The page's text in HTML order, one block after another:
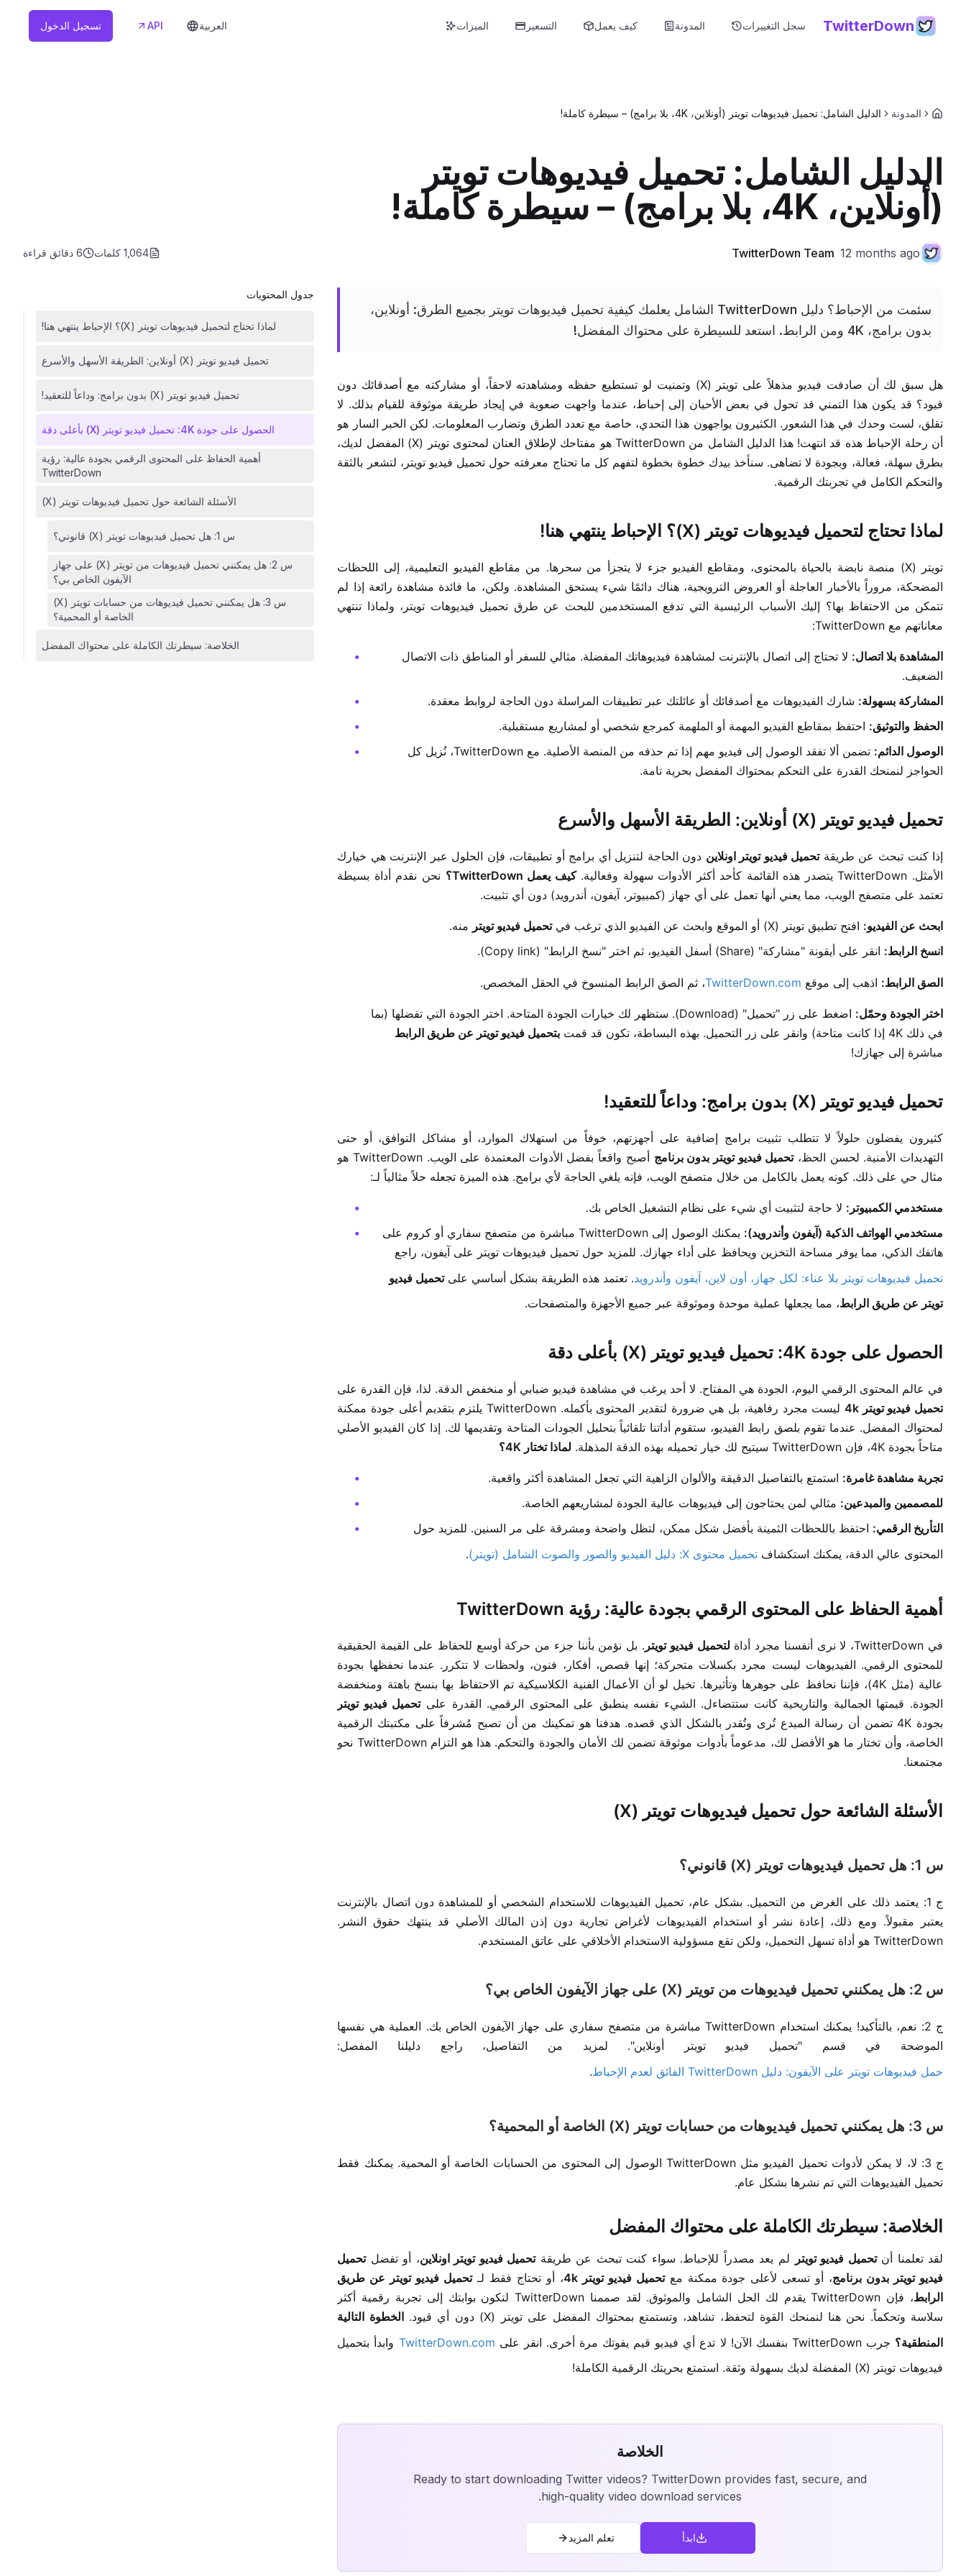
TwitterDown الميزات التسعير كيف يعمل المدونة سجل التغييرات العربية API تسجيل الدخول
المدونة الدليل الشامل: تحميل فيديوهات تويتر (أونلاين، 4K، بلا برامج) – سيطرة كاملة!
الدليل الشامل: تحميل فيديوهات تويتر
(أونلاين، 4K، بلا برامج) – سيطرة كاملة!
TwitterDown Team 12 months ago 1,064 كلمات 6 دقائق قراءة
سئمت من الإحباط؟ دليل TwitterDown الشامل يعلمك كيفية تحميل فيديوهات تويتر بجميع الطرق: أونلاين،
بدون برامج، 4K ومن الرابط. استعد للسيطرة على محتواك المفضل!
هل سبق لك أن صادفت فيديو مذهلاً على تويتر (X) وتمنيت لو تستطيع حفظه ومشاهدته لاحقاً، أو مشاركته مع أصدقائك دون
قيود؟ قد يكون هذا التمني قد تحول في بعض الأحيان إلى إحباط، عندما واجهت صعوبة في إيجاد طريقة موثوقة للقيام بذلك. لا
تقلق، لست وحدك في هذا الشعور. الكثيرون يواجهون هذا التحدي، خاصة مع تعدد الطرق وتضارب المعلومات. لكن الخبر السار هو
أن رحلة الإحباط هذه قد انتهت! هذا الدليل الشامل من TwitterDown هو مفتاحك لإطلاق العنان لمحتوى تويتر (X) المفضل لديك،
بطرق سهلة، فعالة، وبجودة لا تضاهى. سنأخذ بيدك خطوة بخطوة لتفهم كل ما تحتاج معرفته حول تحميل فيديو تويتر، لتشعر بالثقة
والتحكم الكامل في تجربتك الرقمية.
لماذا تحتاج لتحميل فيديوهات تويتر (X)؟ الإحباط ينتهي هنا!
تويتر (X) منصة نابضة بالحياة بالمحتوى، ومقاطع الفيديو جزء لا يتجزأ من سحرها. من مقاطع الفيديو التعليمية، إلى اللحظات
المضحكة، مروراً بالأخبار العاجلة أو العروض الترويجية، هناك دائمًا شيء يستحق المشاهدة. ولكن، ما فائدة مشاهدة رائعة إذا لم
تتمكن من الاحتفاظ بها؟ إليك الأسباب الرئيسية التي تدفع المستخدمين للبحث عن طرق تحميل فيديوهات تويتر، ولماذا تنتهي
معاناتهم مع TwitterDown:
المشاهدة بلا اتصال: لا تحتاج إلى اتصال بالإنترنت لمشاهدة فيديوهاتك المفضلة. مثالي للسفر أو المناطق ذات الاتصال
الضعيف.
المشاركة بسهولة: شارك الفيديوهات مع أصدقائك أو عائلتك عبر تطبيقات المراسلة دون الحاجة لروابط معقدة.
الحفظ والتوثيق: احتفظ بمقاطع الفيديو المهمة أو الملهمة كمرجع شخصي أو لمشاريع مستقبلية.
الوصول الدائم:
تضمن ألا تفقد الوصول إلى فيديو مهم إذا تم حذفه من المنصة الأصلية. مع TwitterDown، نُزيل كل
الحواجز لنمنحك القدرة على التحكم بمحتواك المفضل بحرية تامة.
تحميل فيديو تويتر (X) أونلاين: الطريقة الأسهل والأسرع
إذا كنت تبحث عن طريقةتحميل فيديو تويتر اونلاين دون الحاجة لتنزيل أي برامج أو تطبيقات، فإن الحلول عبر الإنترنت هي خيارك
الأمثل. TwitterDown يتصدر هذه القائمة كأحد أكثر الأدوات سهولة وفعالية.
كيف يعمل TwitterDown؟
نحن نقدم أداة بسيطة
تعتمد على متصفح الويب، مما يعني أنها تعمل على أي جهاز (كمبيوتر، آيفون، أندرويد) دون أي تثبيت.
ابحث عن الفيديو: افتح تطبيق تويتر (X) أو الموقع وابحث عن الفيديو الذي ترغب في تحميل فيديو تويتر منه.
انسخ الرابط: انقر على أيقونة "مشاركة" (Share) أسفل الفيديو، ثم اختر "نسخ الرابط" (Copy link).
الصق الرابط: اذهب إلى موقع TwitterDown.com، ثم الصق الرابط المنسوخ في الحقل المخصص.
اختر الجودة وحمّل:
اضغط على زر "تحميل" (Download). ستظهر لك خيارات الجودة المتاحة. اختر الجودة التي تفضلها (بما
في ذلك 4K إذا كانت متاحة) وانقر على زر التحميل. بهذه البساطة، تكون قد قمت
بتحميل فيديو تويتر عن طريق الرابط
مباشرة إلى جهازك!
تحميل فيديو تويتر (X) بدون برامج: وداعاً للتعقيد!
كثيرون يفضلون حلولاً لا تتطلب تثبيت برامج إضافية على أجهزتهم، خوفاً من استهلاك الموارد، أو مشاكل التوافق، أو حتى
التهديدات الأمنية. لحسن الحظ،تحميل فيديو تويتر بدون برنامج
أصبح واقعاً بفضل الأدوات المعتمدة على الويب. TwitterDown هو
مثال حي على ذلك. كونه يعمل بالكامل من خلال متصفح الويب، فإنه يلغي الحاجة لأي برامج. هذه الميزة تجعله حلاً مثالياً لـ:
مستخدمي الكمبيوتر: لا حاجة لتثبيت أي شيء على نظام التشغيل الخاص بك.
مستخدمي الهواتف الذكية (آيفون وأندرويد):
يمكنك الوصول إلى TwitterDown مباشرة من متصفح سفاري أو كروم على
هاتفك الذكي، مما يوفر مساحة التخزين ويحافظ على أداء جهازك. للمزيد حول تحميل فيديوهات تويتر على آيفون، راجع
تحميل فيديوهات تويتر بلا عناء: لكل جهاز، أون لاين، آيفون وأندرويد. تعتمد هذه الطريقة بشكل أساسي علىتحميل فيديو
تويتر عن طريق الرابط، مما يجعلها عملية موحدة وموثوقة عبر جميع الأجهزة والمتصفحات.
الحصول على جودة 4K: تحميل فيديو تويتر (X) بأعلى دقة
في عالم المحتوى الرقمي اليوم، الجودة هي المفتاح. لا أحد يرغب في مشاهدة فيديو ضبابي أو منخفض الدقة. لذا، فإن القدرة على
تحميل فيديو تويتر 4k
ليست مجرد رفاهية، بل هي ضرورة لتقدير المحتوى بأكمله. TwitterDown يلتزم بتقديم أعلى جودة ممكنة
لمحتواك المفضل. عندما تقوم بلصق رابط الفيديو، ستقوم أداتنا تلقائياً بتحليل الجودات المتاحة وتقديمها لك. إذا كان الفيديو الأصلي
متاحاً بجودة 4K، فإن TwitterDown سيتيح لك خيار تحميله بهذه الدقة المذهلة.
لماذا تختار 4K؟
تجربة مشاهدة غامرة: استمتع بالتفاصيل الدقيقة والألوان الزاهية التي تجعل المشاهدة أكثر واقعية.
للمصممين والمبدعين: مثالي لمن يحتاجون إلى فيديوهات عالية الجودة لمشاريعهم الخاصة.
التأريخ الرقمي: احتفظ باللحظات الثمينة بأفضل شكل ممكن، لتظل واضحة ومشرقة على مر السنين. للمزيد حول
المحتوى عالي الدقة، يمكنك استكشاف تحميل محتوى X: دليل الفيديو والصور والصوت الشامل (تويتر) .
أهمية الحفاظ على المحتوى الرقمي بجودة عالية: رؤية TwitterDown
في TwitterDown، لا نرى أنفسنا مجرد أداة لتحميل فيديو تويتر . بل نؤمن بأننا جزء من حركة أوسع للحفاظ على القيمة الحقيقية
للمحتوى الرقمي. الفيديوهات ليست مجرد بكسلات متحركة؛ إنها قصص، أفكار، فنون، ولحظات لا تتكرر. عندما نحفظها بجودة
عالية (مثل 4K)، فإننا نحافظ على جوهرها وتأثيرها. تخيل لو أن الأعمال الفنية الكلاسيكية تم الاحتفاظ بها بنسخ باهتة ومنخفضة
الجودة. قيمتها الجمالية والتاريخية كانت ستتضاءل. الشيء نفسه ينطبق على المحتوى الرقمي. القدرة علىتحميل فيديو تويتر
بجودة 4K تضمن أن رسالة المبدع تُرى وتُقدر بالشكل الذي قصده. هدفنا هو تمكينك من أن تصبح مُشرفاً على مكتبتك الرقمية
الخاصة، وأن تختار ما هو الأفضل لك، مدعوماً بأدوات موثوقة تضمن لك الأمان والجودة والتحكم. هذا هو التزام TwitterDown نحو
مجتمعنا.
الأسئلة الشائعة حول تحميل فيديوهات تويتر (X)
س 1: هل تحميل فيديوهات تويتر (X) قانوني؟
ج 1: يعتمد ذلك على الغرض من التحميل. بشكل عام، تحميل الفيديوهات للاستخدام الشخصي أو للمشاهدة دون اتصال بالإنترنت
يعتبر مقبولاً. ومع ذلك، إعادة نشر أو استخدام الفيديوهات لأغراض تجارية دون إذن المالك الأصلي قد ينتهك حقوق النشر.
TwitterDown هو أداة تسهل التحميل، ولكن تقع مسؤولية الاستخدام الأخلاقي على عاتق المستخدم.
س 2: هل يمكنني تحميل فيديوهات من تويتر (X) على جهاز الآيفون الخاص بي؟
ج 2: نعم، بالتأكيد! يمكنك استخدام TwitterDown مباشرة من متصفح سفاري على جهاز الآيفون الخاص بك. العملية هي نفسها
الموضحة في قسم "تحميل فيديو تويتر أونلاين". لمزيد من التفاصيل، راجع دليلنا المفصل:
حمل فيديوهات تويتر على الآيفون: دليل TwitterDown الفائق لعدم الإحباط
.
س 3: هل يمكنني تحميل فيديوهات من حسابات تويتر (X) الخاصة أو المحمية؟
ج 3: لا، لا يمكن لأدوات تحميل الفيديو مثل TwitterDown الوصول إلى المحتوى من الحسابات الخاصة أو المحمية. يمكنك فقط
تحميل الفيديوهات التي تم نشرها بشكل عام.
الخلاصة: سيطرتك الكاملة على محتواك المفضل
لقد تعلمنا أنتحميل فيديو تويتر لم يعد مصدراً للإحباط. سواء كنت تبحث عن طريقةتحميل فيديو تويتر اونلاين، أو تفضلتحميل
فيديو تويتر بدون برنامج، أو تسعى لأعلى جودة ممكنة معتحميل فيديو تويتر 4k ، أو تحتاج فقط لـتحميل فيديو تويتر عن طريق
الرابط
، فإن TwitterDown يقدم لك الحل الشامل والموثوق. لقد صممنا TwitterDown لتكون بوابتك إلى تجربة رقمية أكثر
سلاسة وتحكماً. نحن هنا لنمنحك القوة لتحفظ، تشاهد، وتستمتع بمحتواك المفضل على تويتر (X) دون أي قيود.
الخطوة التالية
المنطقية؟ جرب TwitterDown بنفسك الآن! لا تدع أي فيديو قيم يفوتك مرة أخرى. انقر على TwitterDown.com وابدأ بتحميل
فيديوهات تويتر (X) المفضلة لديك بسهولة وثقة. استمتع بحريتك الرقمية الكاملة!
الخلاصة
Ready to start downloading Twitter videos? TwitterDown provides fast, secure, and
high-quality video download services.
ابدأ تعلم المزيد
جدول المحتويات
لماذا تحتاج لتحميل فيديوهات تويتر (X)؟ الإحباط ينتهي هنا!
تحميل فيديو تويتر (X) أونلاين: الطريقة الأسهل والأسرع
تحميل فيديو تويتر (X) بدون برامج: وداعاً للتعقيد!
الحصول على جودة 4K: تحميل فيديو تويتر (X) بأعلى دقة
أهمية الحفاظ على المحتوى الرقمي بجودة عالية: رؤية
TwitterDown
الأسئلة الشائعة حول تحميل فيديوهات تويتر (X)
س 1: هل تحميل فيديوهات تويتر (X) قانوني؟
س 2: هل يمكنني تحميل فيديوهات من تويتر (X) على جهاز
الآيفون الخاص بي؟
س 3: هل يمكنني تحميل فيديوهات من حسابات تويتر (X)
الخاصة أو المحمية؟
الخلاصة: سيطرتك الكاملة على محتواك المفضل